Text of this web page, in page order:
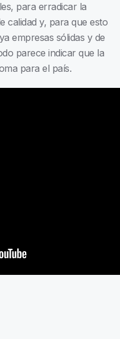
para erradicar la
calidad y, para que esto
empresas sólidas y de
parece indicar que la
para el país.